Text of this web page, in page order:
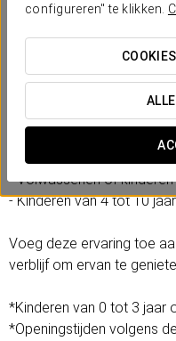
configureren" te klikken.
Isla Mágica-
Een dag vol avontuur
- 1 volledige dag
Selecteer de optie op
- Volwassenen of
- Kinderen van 4 tot 10
Voeg deze ervaring toe
verblijf om ervan te
*Kinderen van 0 tot 3 jaar
*Openingstijden volgens